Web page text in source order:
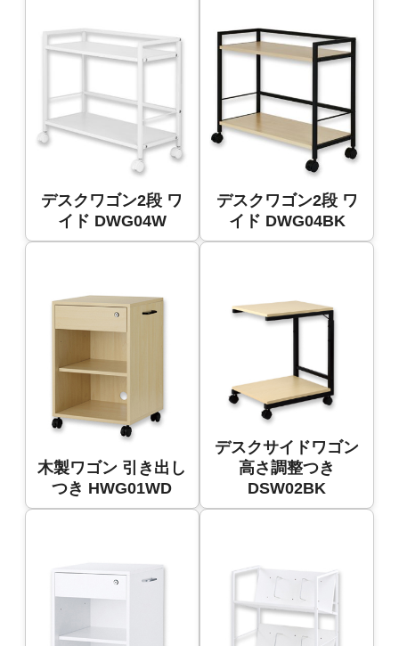
デスクワゴン2段 ワ
イド DWG04W
デスクワゴン2段 ワ
イド DWG04BK
木製ワゴン 引き出し
つき HWG01WD
デスクサイドワゴン
高さ調整つき
DSW02BK